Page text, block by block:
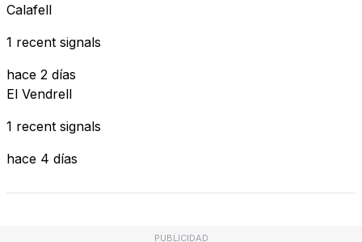
Calafell
1 recent signals
hace 2 días
El Vendrell
1 recent signals
hace 4 días
PUBLICIDAD